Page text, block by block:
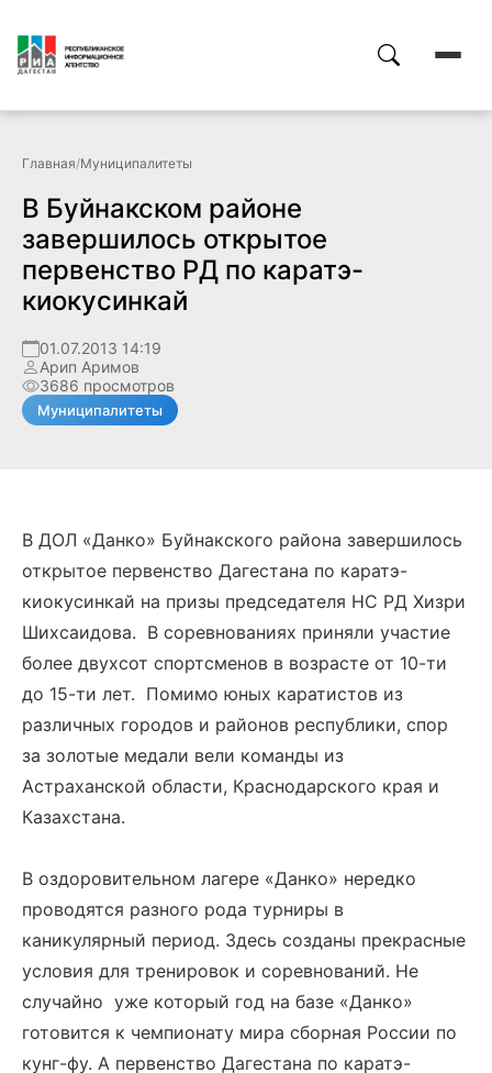
Главная/Муниципалитеты
В Буйнакском районе
завершилось открытое
первенство РД по каратэ-
киокусинкай
01.07.2013 14:19
Арип Аримов
3686 просмотров
Муниципалитеты
В ДОЛ «Данко» Буйнакского района завершилось
открытое первенство Дагестана по каратэ-
киокусинкай на призы председателя НС РД Хизри
Шихсаидова. В соревнованиях приняли участие
более двухсот спортсменов в возрасте от 10-ти
до 15-ти лет. Помимо юных каратистов из
различных городов и районов республики, спор
за золотые медали вели команды из
Астраханской области, Краснодарского края и
Казахстана.
В оздоровительном лагере «Данко» нередко
проводятся разного рода турниры в
каникулярный период. Здесь созданы прекрасные
условия для тренировок и соревнований. Не
случайно уже который год на базе «Данко»
готовится к чемпионату мира сборная России по
кунг-фу. А первенство Дагестана по каратэ-